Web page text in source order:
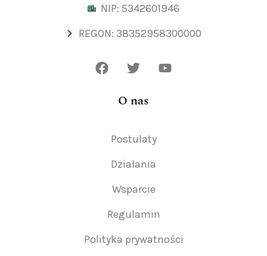
NIP: 5342601946
REGON: 38352958300000
O nas
Postulaty
Działania
Wsparcie
Regulamin
Polityka prywatności